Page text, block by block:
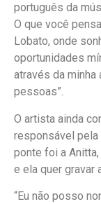
português da
O que você
Lobato, onde
oportunidades
através da minha
pessoas”.
O artista ainda
responsável pela
ponte foi a Anitta,
e ela quer gravar
“Eu não posso